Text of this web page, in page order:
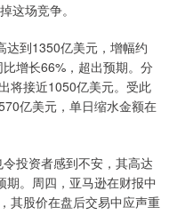
这场竞争。
到1350亿美元，增幅约
增长66%，超出预期。分
将接近1050亿美元。受此
亿美元，单日缩水金额在
投资者感到不安，其高达
。周四，亚马逊在财报中
其股价在盘后交易中应声重